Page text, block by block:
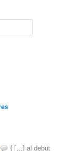
{ […] al debut